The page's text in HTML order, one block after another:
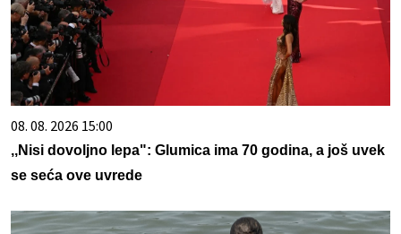
08. 08. 2026 15:00
,,Nisi dovoljno lepa": Glumica ima 70 godina, a još uvek
se seća ove uvrede